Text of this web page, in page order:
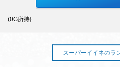
ブログのURL
(0G所持)
スーパーイイネのラ
お店のURL
会員ログ
甲信越